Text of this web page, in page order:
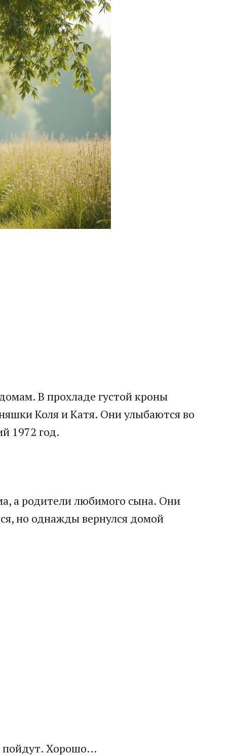
В прохладе густой кроны
Коля и Катя. Они улыбаются во
1972 год.
а родители любимого сына. Они
но однажды вернулся домой
пойдут. Хорошо…